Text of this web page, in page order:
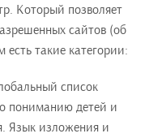
Который позволяет
сайтов (об
такие категории:
список
пониманию детей и
Язык изложения и